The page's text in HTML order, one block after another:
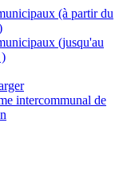
(à partir du
(jusqu'au
intercommunal de